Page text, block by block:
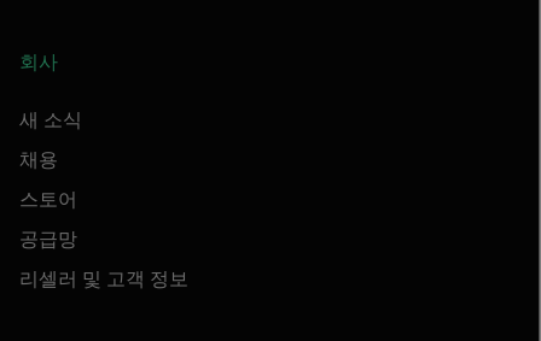
회사
새 소식
채용
스토어
공급망
리셀러 및 고객 정보